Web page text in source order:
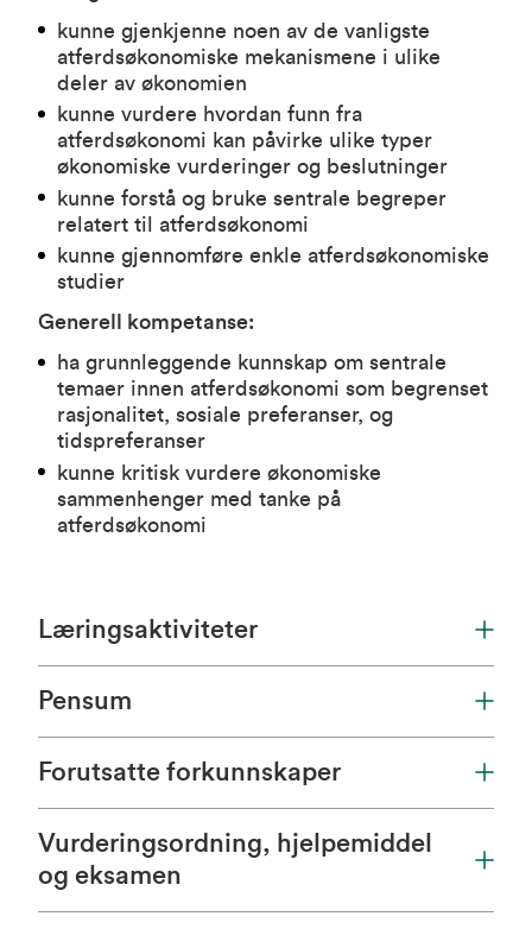
kunne gjenkjenne noen av de vanligste
atferdsøkonomiske mekanismene i ulike
deler av økonomien
kunne vurdere hvordan funn fra
atferdsøkonomi kan påvirke ulike typer
økonomiske vurderinger og beslutninger
kunne forstå og bruke sentrale begreper
relatert til atferdsøkonomi
kunne gjennomføre enkle atferdsøkonomiske
studier
Generell kompetanse:
ha grunnleggende kunnskap om sentrale
temaer innen atferdsøkonomi som begrenset
rasjonalitet, sosiale preferanser, og
tidspreferanser
kunne kritisk vurdere økonomiske
sammenhenger med tanke på
atferdsøkonomi
Læringsaktiviteter
Pensum
Forutsatte forkunnskaper
Vurderingsordning, hjelpemiddel
og eksamen